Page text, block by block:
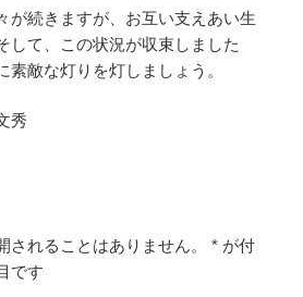
が続きますが、お互い支えあい生
して、この状況が収束しました
素敵な灯りを灯しましょう。
秀
されることはありません。 * が付
です